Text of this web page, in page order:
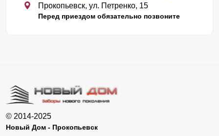
Прокопьевск, ул. Петренко, 15
Перед приездом обязательно позвоните
© 2014-2025
Новый Дом - Прокопьевск